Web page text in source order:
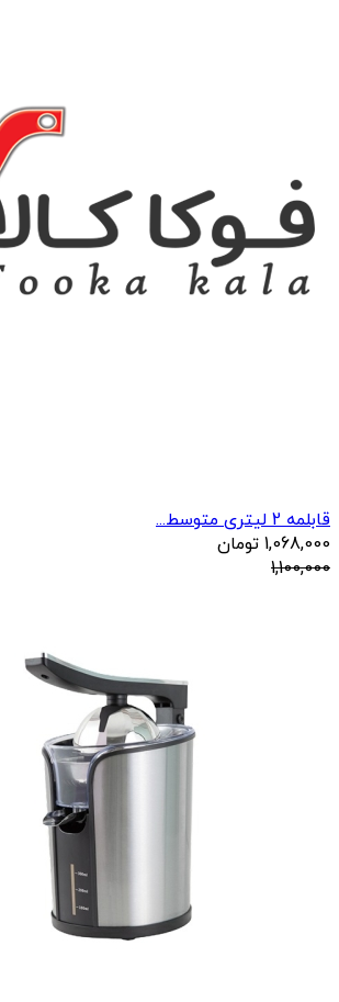
قابلمه 2 لیتری متوسط...
1,068,000 تومان
1,100,000